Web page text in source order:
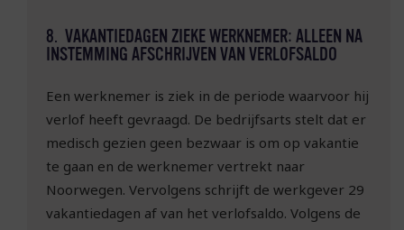
8. VAKANTIEDAGEN ZIEKE WERKNEMER: ALLEEN NA
INSTEMMING AFSCHRIJVEN VAN VERLOFSALDO
Een werknemer is ziek in de periode waarvoor hij
verlof heeft gevraagd. De bedrijfsarts stelt dat er
medisch gezien geen bezwaar is om op vakantie
te gaan en de werknemer vertrekt naar
Noorwegen. Vervolgens schrijft de werkgever 29
vakantiedagen af van het verlofsaldo. Volgens de